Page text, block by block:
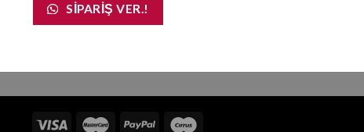
SIPARIŞ VER.!